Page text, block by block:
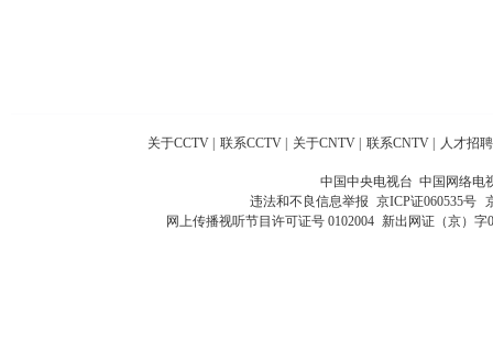
关于CCTV 联系CCTV 关于CNTV 联系CNTV 人才招聘
中国中央电视台 中国网络电
违法和不良信息举报 京ICP证060535号
网上传播视听节目许可证号 0102004 新出网证（京）